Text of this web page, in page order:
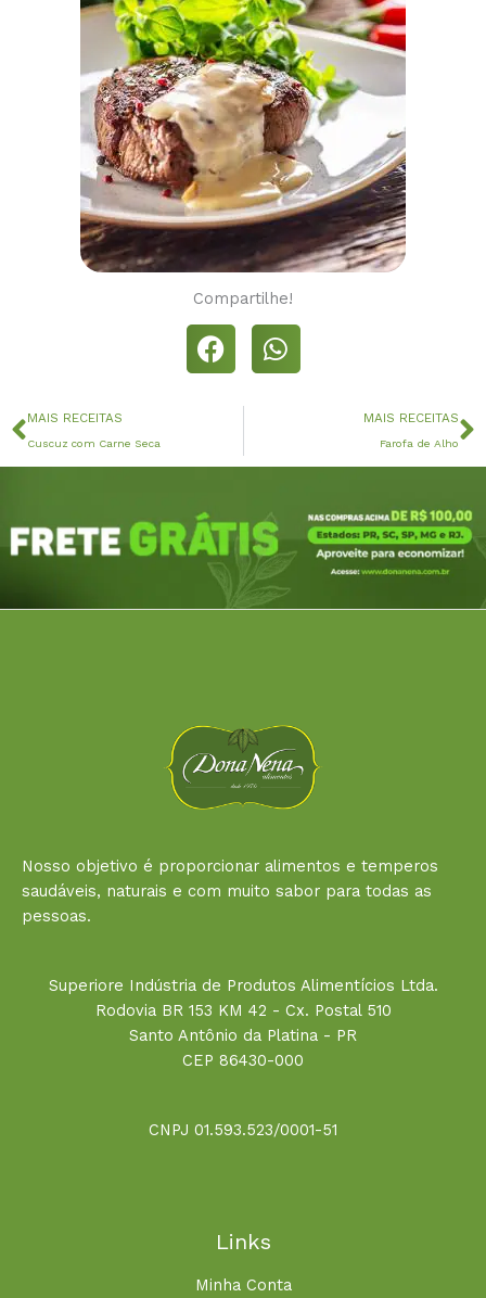
Compartilhe!
Anterior
MAIS RECEITAS
Cuscuz com Carne Seca
MAIS RECEITAS
Farofa de Alho
Nosso objetivo é proporcionar alimentos e temperos
saudáveis, naturais e com muito sabor para todas as
pessoas.
Superiore Indústria de Produtos Alimentícios Ltda.
Rodovia BR 153 KM 42 - Cx. Postal 510
Santo Antônio da Platina - PR
CEP 86430-000
CNPJ 01.593.523/0001-51
Links
Minha Conta